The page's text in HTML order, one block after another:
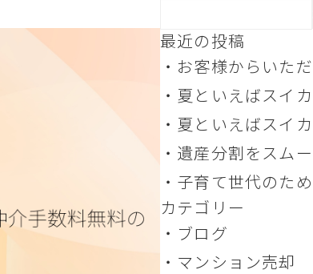
最近の投稿
お客様からいた
トマトの苗、ついに
穫の時！
夏といえばスイカ
（2） 青森県つが
名産
夏といえばスイカ
（１）千葉県富里市
遺産分割をスム
進める方法 相続し
の手間を減らすコツ
子育て世代のた
婚による売却、柔軟
のアドバイス
カテゴリー
ブログ
マンション売却